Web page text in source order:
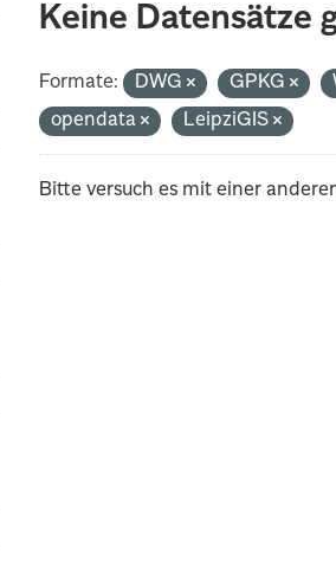
Keine Datensätze
Formate: DWG GPKG
opendata
LeipziGIS
Bitte versuch es mit einer